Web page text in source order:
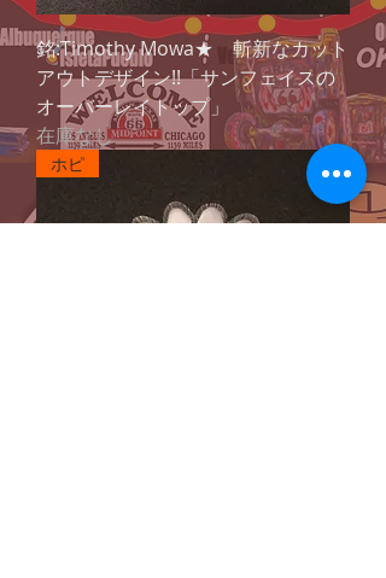
銘:Timothy Mowa★ 斬新なカット
アウトデザイン!!「サンフェイスの
オーバーレイトップ」
在庫なし
ホピ